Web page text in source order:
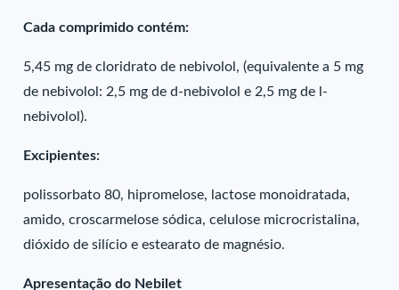
Cada comprimido contém:
5,45 mg de cloridrato de nebivolol, (equivalente a 5 mg
de nebivolol: 2,5 mg de d-nebivolol e 2,5 mg de l-
nebivolol).
Excipientes:
polissorbato 80, hipromelose, lactose monoidratada,
amido, croscarmelose sódica, celulose microcristalina,
dióxido de silício e estearato de magnésio.
Apresentação do Nebilet